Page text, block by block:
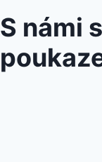
S námi